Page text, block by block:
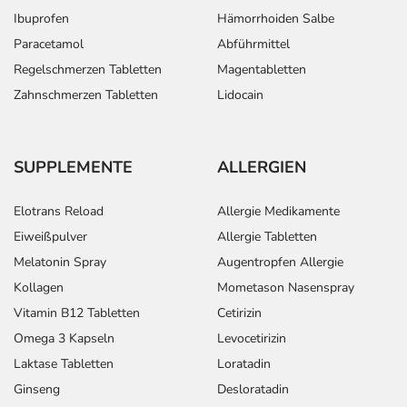
Überdosierung?
Bei einer Überdosierung kann es unter anderem zu
Übelkeit, Erbrechen, Gesichtsrötung, Schwindel und
Müdigkeit kommen. Setzen Sie sich bei dem Verdacht auf
Kleinkindern und älteren Menschen auf eine
gewissenhafte Dosierung. Im Zweifelsfalle fragen Sie
Ihren Arzt oder Apotheker nach etwaigen Auswirkungen
oder Vorsichtsmaßnahmen.
Eine vom Arzt verordnete Dosierung kann von den
Angaben der Packungsbeilage abweichen. Da der Arzt sie
individuell abstimmt, sollten Sie das Arzneimittel daher
nach seinen Anweisungen anwenden.
Ibuprofen
Paracetamol
Regelschmerzen Tabletten
Zahnschmerzen Tabletten
Hämorrhoiden Salbe
Abführmittel
Magentabletten
Lidocain
SUPPLEMENTE
Elotrans Reload
Eiweißpulver
Melatonin Spray
Kollagen
Vitamin B12 Tabletten
Omega 3 Kapseln
Laktase Tabletten
Ginseng
ALLERGIEN
Allergie Medikamente
Allergie Tabletten
Augentropfen Allergie
Mometason Nasenspray
Cetirizin
Levocetirizin
Loratadin
Desloratadin